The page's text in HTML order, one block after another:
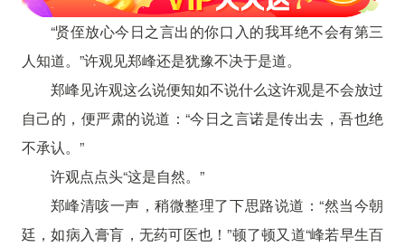
“贤侄放心今日之言出的你口入的我耳绝不会有第三
人知道。”许观见郑峰还是犹豫不决于是道。
郑峰见许观这么说便知如不说什么这许观是不会放过
自己的，便严肃的说道：“今日之言诺是传出去，吾也绝
不承认。”
许观点点头“这是自然。”
郑峰清咳一声，稍微整理了下思路说道：“然当今朝
廷，如病入膏肓，无药可医也！”顿了顿又道“峰若早生百